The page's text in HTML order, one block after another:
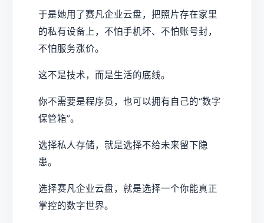
于是她用了赛凡企业云盘，把照片存在家里
的私有设备上，不怕手机坏、不怕账号封，
不怕服务涨价。
这不是技术，而是生活的底线。
你不需要是程序员，也可以拥有自己的“数字
保管箱”。
选择私人存储，就是选择不给未来留下隐
患。
选择赛凡企业云盘，就是选择一个你能真正
掌控的数字世界。